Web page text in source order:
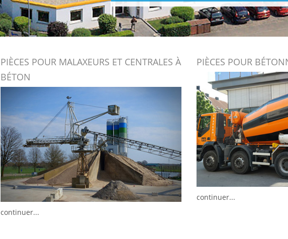
PIÈCES POUR MALAXEURS ET CENTRALES À
BÉTON
continuer...
PIÈCES POUR
continuer...